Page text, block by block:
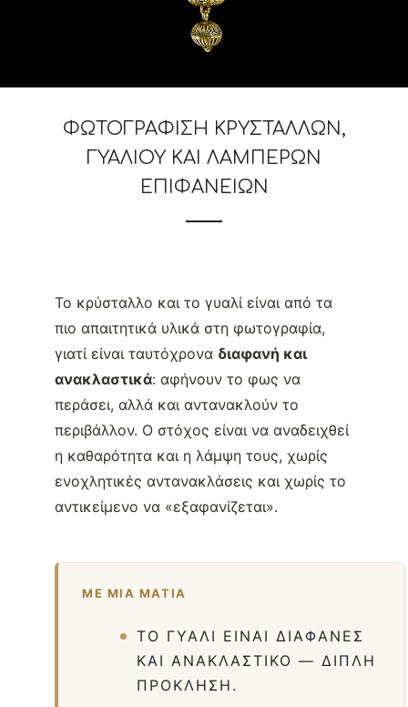
ΦΩΤΟΓΡΆΦΙΣΗ ΚΡΥΣΤΆΛΛΩΝ,
ΓΥΑΛΙΟΎ ΚΑΙ ΛΑΜΠΕΡΏΝ
ΕΠΙΦΑΝΕΙΏΝ
Το κρύσταλλο και το γυαλί είναι από τα
πιο απαιτητικά υλικά στη φωτογραφία,
γιατί είναι ταυτόχρονα διαφανή και
ανακλαστικά: αφήνουν το φως να
περάσει, αλλά και αντανακλούν το
περιβάλλον. Ο στόχος είναι να αναδειχθεί
η καθαρότητα και η λάμψη τους, χωρίς
ενοχλητικές αντανακλάσεις και χωρίς το
αντικείμενο να «εξαφανίζεται».
ΜΕ ΜΙΑ ΜΑΤΙΆ
ΤΟ ΓΥΑΛΊ ΕΊΝΑΙ ΔΙΑΦΑΝΈΣ
ΚΑΙ ΑΝΑΚΛΑΣΤΙΚΌ — ΔΙΠΛΉ
ΠΡΌΚΛΗΣΗ.